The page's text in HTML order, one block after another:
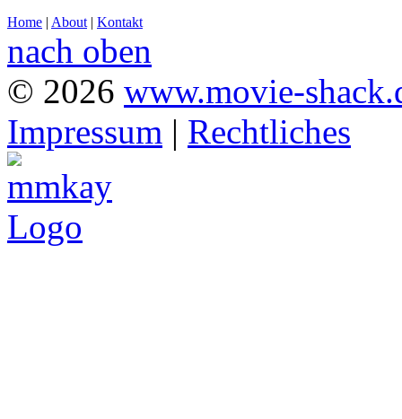
Home | About | Kontakt
nach oben
© 2026 www.movie-
Impressum | Rechtliches